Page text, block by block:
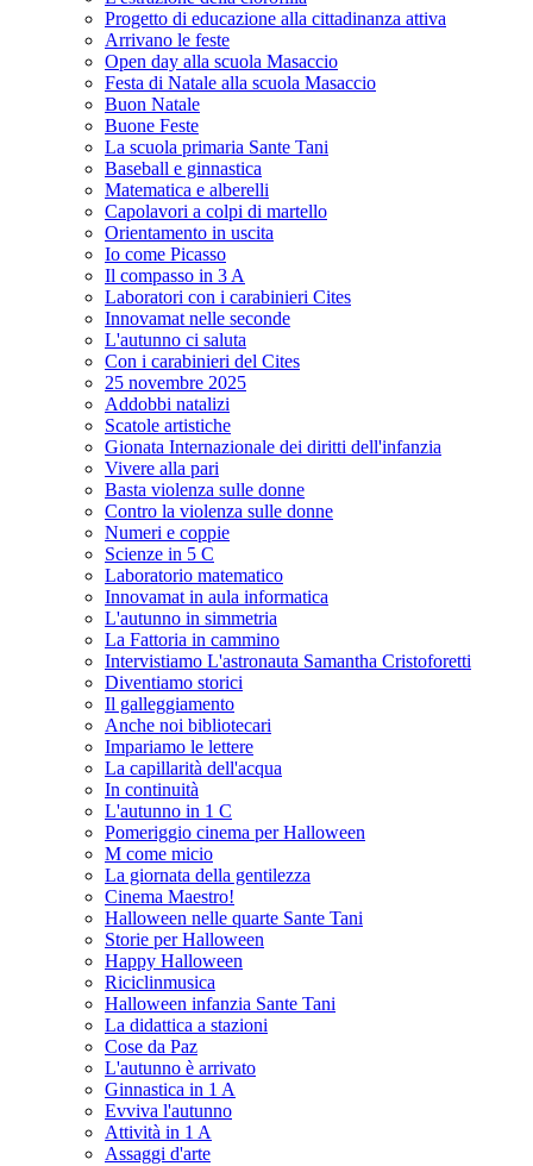
Progetto di educazione alla cittadinanza attiva
Arrivano le feste
Open day alla scuola Masaccio
Festa di Natale alla scuola Masaccio
Buon Natale
Buone Feste
La scuola primaria Sante Tani
Baseball e ginnastica
Matematica e alberelli
Capolavori a colpi di martello
Orientamento in uscita
Io come Picasso
Il compasso in 3 A
Laboratori con i carabinieri Cites
Innovamat nelle seconde
L'autunno ci saluta
Con i carabinieri del Cites
25 novembre 2025
Addobbi natalizi
Scatole artistiche
Gionata Internazionale dei diritti dell'infanzia
Vivere alla pari
Basta violenza sulle donne
Contro la violenza sulle donne
Numeri e coppie
Scienze in 5 C
Laboratorio matematico
Innovamat in aula informatica
L'autunno in simmetria
La Fattoria in cammino
Intervistiamo L'astronauta Samantha Cristoforetti
Diventiamo storici
Il galleggiamento
Anche noi bibliotecari
Impariamo le lettere
La capillarità dell'acqua
In continuità
L'autunno in 1 C
Pomeriggio cinema per Halloween
M come micio
La giornata della gentilezza
Cinema Maestro!
Halloween nelle quarte Sante Tani
Storie per Halloween
Happy Halloween
Riciclinmusica
Halloween infanzia Sante Tani
La didattica a stazioni
Cose da Paz
L'autunno è arrivato
Ginnastica in 1 A
Evviva l'autunno
Attività in 1 A
Assaggi d'arte